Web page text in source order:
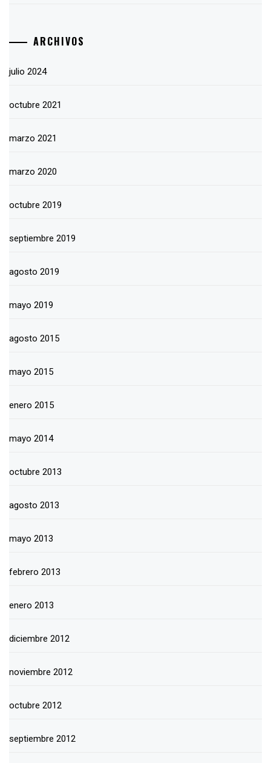
ARCHIVOS
julio 2024
octubre 2021
marzo 2021
marzo 2020
octubre 2019
septiembre 2019
agosto 2019
mayo 2019
agosto 2015
mayo 2015
enero 2015
mayo 2014
octubre 2013
agosto 2013
mayo 2013
febrero 2013
enero 2013
diciembre 2012
noviembre 2012
octubre 2012
septiembre 2012